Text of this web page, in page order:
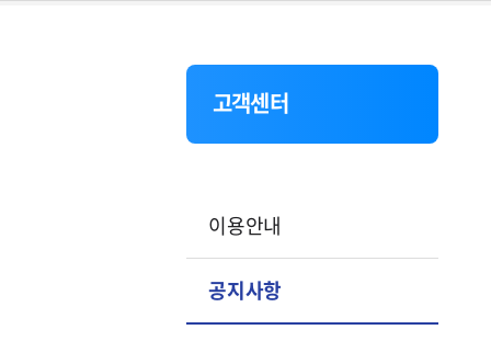
고객센터
이용안내
공지사항